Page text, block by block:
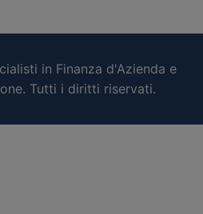
in Finanza d'Azienda e
Tutti i diritti riservati.